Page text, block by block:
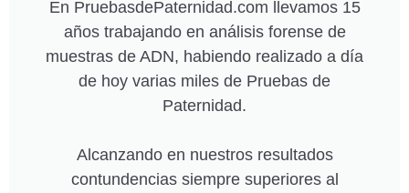
En PruebasdePaternidad.com llevamos 15
años trabajando en análisis forense de
muestras de ADN, habiendo realizado a día
de hoy varias miles de Pruebas de
Paternidad.
Alcanzando en nuestros resultados
contundencias siempre superiores al